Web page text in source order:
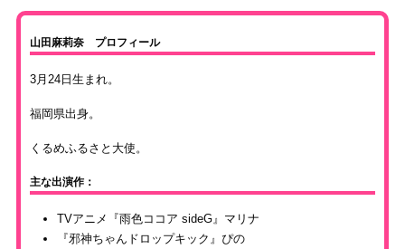
山田麻莉奈 プロフィール
3月24日生まれ。
福岡県出身。
くるめふるさと大使。
主な出演作：
TVアニメ『雨色ココア sideG』マリナ
『邪神ちゃんドロップキック』ぴの